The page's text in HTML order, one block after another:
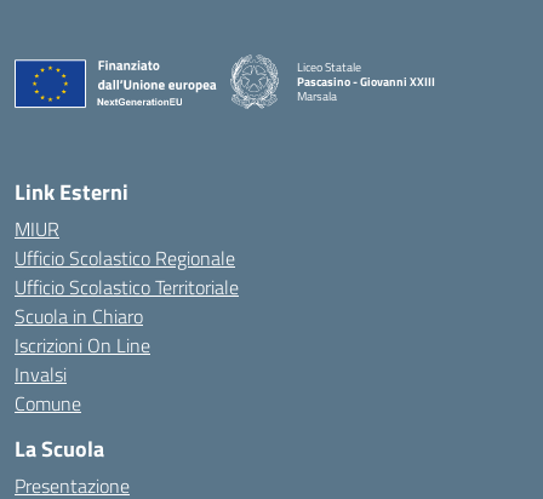
Liceo Statale
Pascasino - Giovanni XXIII
Marsala
Link Esterni
MIUR
Ufficio Scolastico Regionale
Ufficio Scolastico Territoriale
Scuola in Chiaro
Iscrizioni On Line
Invalsi
Comune
La Scuola
Presentazione